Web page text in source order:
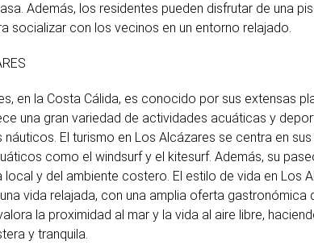
Además, los residentes pueden disfrutar de una
socializar con los vecinos en un entorno relajado.
en la Costa Cálida, es conocido por sus extensas
una gran variedad de actividades acuáticas y
náuticos. El turismo en Los Alcázares se centra en
como el windsurf y el kitesurf. Además, su
local y del ambiente costero. El estilo de vida en Los
vida relajada, con una amplia oferta
la proximidad al mar y la vida al aire libre,
y tranquila.